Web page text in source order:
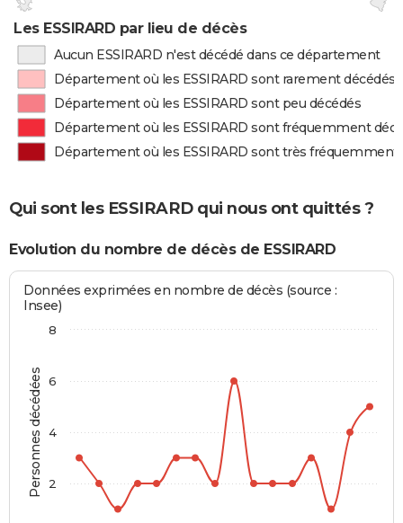
Les ESSIRARD par lieu de décès
Aucun ESSIRARD n'est décédé dans ce département
Département où les ESSIRARD sont rarement décédés
Département où les ESSIRARD sont peu décédés
Département où les ESSIRARD sont fréquemment
Département où les ESSIRARD sont très fréquemment
Qui sont les ESSIRARD qui nous ont quittés ?
Evolution du nombre de décès de ESSIRARD
Personnes décédées
Données exprimées en nombre de décès (source :
Insee)
2
4
6
8